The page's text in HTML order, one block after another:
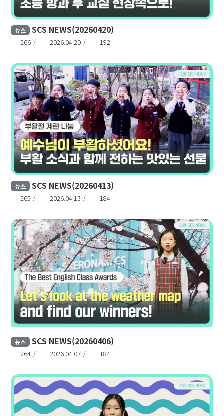
뉴스 SCS NEWS(20260420)
266 2026.04.20 192
뉴스 SCS NEWS(20260413)
265 2026.04.13 184
뉴스 SCS NEWS(20260406)
264 2026.04.07 184